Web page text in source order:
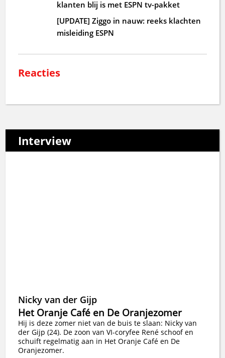
klanten blij is met ESPN tv-pakket
[UPDATE] Ziggo in nauw: reeks klachten
misleiding ESPN
Reacties
Interview
Nicky van der Gijp
Het Oranje Café en De Oranjezomer
Hij is deze zomer niet van de buis te slaan: Nicky van
der Gijp (24). De zoon van VI-coryfee René schoof en
schuift regelmatig aan in Het Oranje Café en De
Oranjezomer.